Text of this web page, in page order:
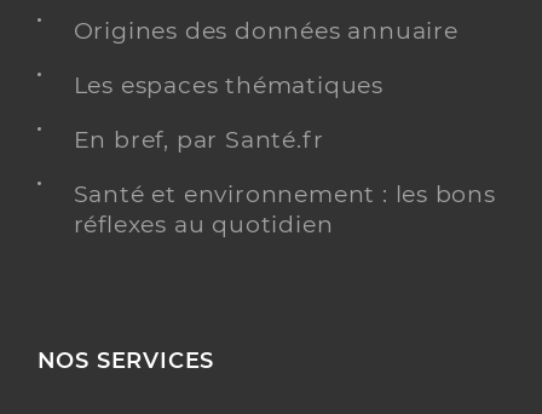
Origines des données annuaire
Les espaces thématiques
En bref, par Santé.fr
Santé et environnement : les bons
réflexes au quotidien
NOS SERVICES